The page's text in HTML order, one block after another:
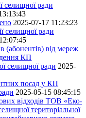
селищної ради
2025-07-17 11:23:23
селищної ради
(абонентів) від мереж
КП
селищної ради 2025-
посад у КП
2025-05-15 08:45:15
відходів ТОВ «Еко-
територіальної